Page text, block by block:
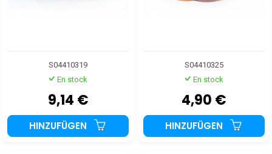
S04410319
En stock
9,14 €
HINZUFÜGEN
S04410325
En stock
4,90 €
HINZUFÜGEN